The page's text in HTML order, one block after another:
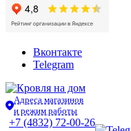
Вконтакте
Telegram
Адреса магазинов
и режим работы
+7 (4832) 72-00-26